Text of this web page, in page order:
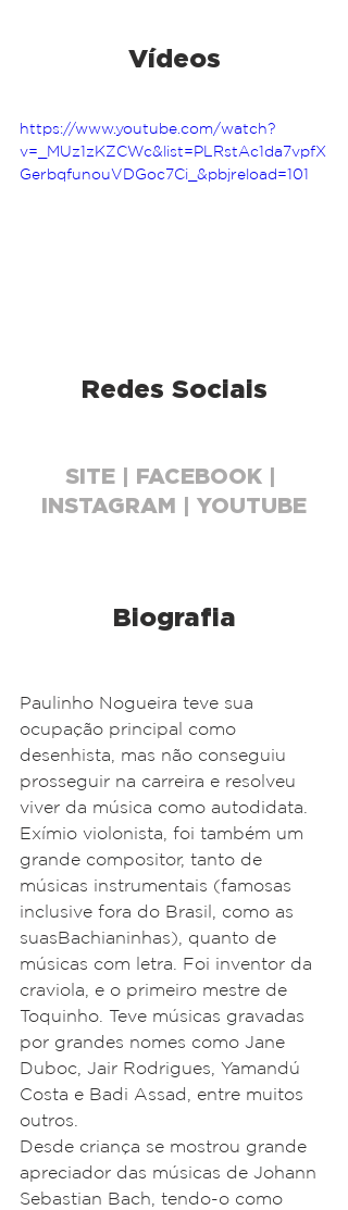
Vídeos
https://www.youtube.com/watch?
v=_MUz1zKZCWc&list=PLRstAc1da7vpfX
GerbqfunouVDGoc7Ci_&pbjreload=101
Redes Sociais
SITE | FACEBOOK |
INSTAGRAM | YOUTUBE
Biografia
Paulinho Nogueira teve sua
ocupação principal como
desenhista, mas não conseguiu
prosseguir na carreira e resolveu
viver da música como autodidata.
Exímio violonista, foi também um
grande compositor, tanto de
músicas instrumentais (famosas
inclusive fora do Brasil, como as
suasBachianinhas), quanto de
músicas com letra. Foi inventor da
craviola, e o primeiro mestre de
Toquinho. Teve músicas gravadas
por grandes nomes como Jane
Duboc, Jair Rodrigues, Yamandú
Costa e Badi Assad, entre muitos
outros.
Desde criança se mostrou grande
apreciador das músicas de Johann
Sebastian Bach, tendo-o como